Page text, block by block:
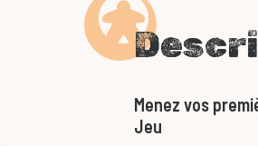
Menez vos
Jeu